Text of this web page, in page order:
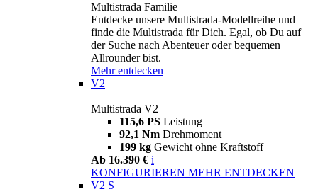
Multistrada Familie
Entdecke unsere Multistrada-Modellreihe und
finde die Multistrada für Dich. Egal, ob Du auf
der Suche nach Abenteuer oder bequemen
Allrounder bist.
Mehr entdecken
V2
Multistrada V2
115,6 PS Leistung
92,1 Nm Drehmoment
199 kg Gewicht ohne Kraftstoff
Ab 16.390 € i
KONFIGURIEREN MEHR ENTDECKEN
V2 S